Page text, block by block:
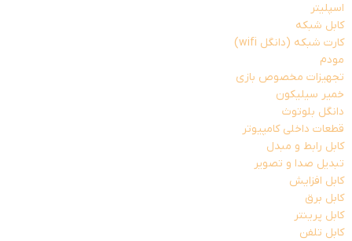
اسپلیتر
کابل شبکه
کارت شبکه (دانگل wifi)
مودم
تجهیزات مخصوص بازی
خمیر سیلیکون
دانگل بلوتوث
قطعات داخلی کامپیوتر
کابل رابط و مبدل
تبدیل صدا و تصویر
کابل افزایش
کابل برق
کابل پرینتر
کابل تلفن